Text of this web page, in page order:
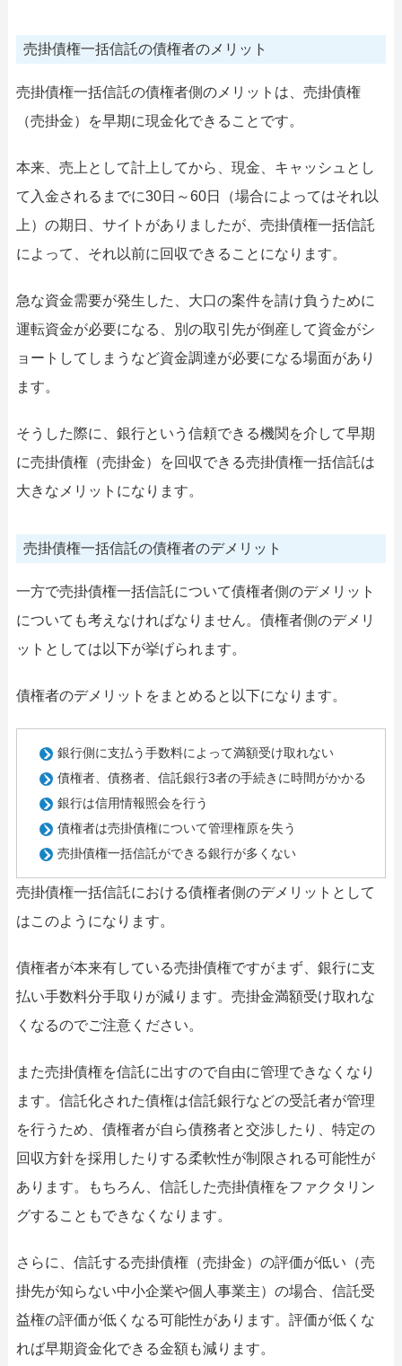
売掛債権一括信託の債権者のメリット
売掛債権一括信託の債権者側のメリットは、売掛債権
（売掛金）を早期に現金化できることです。
本来、売上として計上してから、現金、キャッシュとし
て入金されるまでに30日～60日（場合によってはそれ以
上）の期日、サイトがありましたが、売掛債権一括信託
によって、それ以前に回収できることになります。
急な資金需要が発生した、大口の案件を請け負うために
運転資金が必要になる、別の取引先が倒産して資金がシ
ョートしてしまうなど資金調達が必要になる場面があり
ます。
そうした際に、銀行という信頼できる機関を介して早期
に売掛債権（売掛金）を回収できる売掛債権一括信託は
大きなメリットになります。
売掛債権一括信託の債権者のデメリット
一方で売掛債権一括信託について債権者側のデメリット
についても考えなければなりません。債権者側のデメリ
ットとしては以下が挙げられます。
債権者のデメリットをまとめると以下になります。
銀行側に支払う手数料によって満額受け取れない
債権者、債務者、信託銀行3者の手続きに時間がかかる
銀行は信用情報照会を行う
債権者は売掛債権について管理権原を失う
売掛債権一括信託ができる銀行が多くない
売掛債権一括信託における債権者側のデメリットとして
はこのようになります。
債権者が本来有している売掛債権ですがまず、銀行に支
払い手数料分手取りが減ります。売掛金満額受け取れな
くなるのでご注意ください。
また売掛債権を信託に出すので自由に管理できなくなり
ます。信託化された債権は信託銀行などの受託者が管理
を行うため、債権者が自ら債務者と交渉したり、特定の
回収方針を採用したりする柔軟性が制限される可能性が
あります。もちろん、信託した売掛債権をファクタリン
グすることもできなくなります。
さらに、信託する売掛債権（売掛金）の評価が低い（売
掛先が知らない中小企業や個人事業主）の場合、信託受
益権の評価が低くなる可能性があります。評価が低くな
れば早期資金化できる金額も減ります。